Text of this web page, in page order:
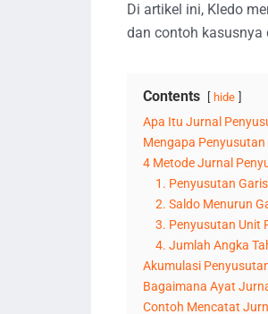
Di artikel ini, Kledo
dan contoh kasusnya
Contents hide
Apa Itu Jurnal
Mengapa Penyusutan
4 Metode Jurnal
1. Penyusutan
2. Saldo Menurun
3. Penyusutan Unit
4. Jumlah Angka
Akumulasi
Bagaimana Ayat
Contoh Mencatat